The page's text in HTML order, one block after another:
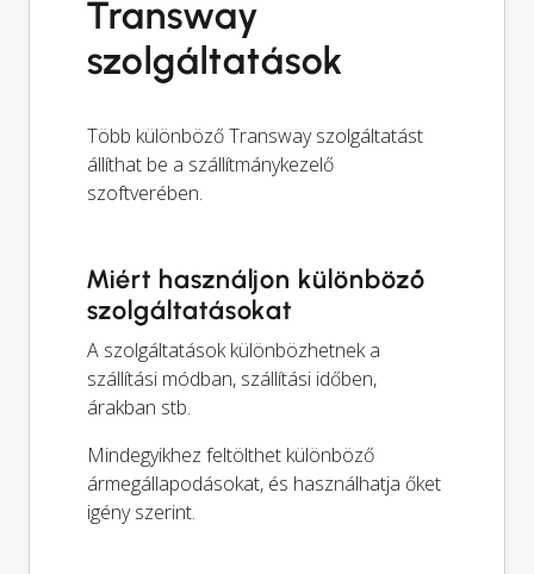
Transway
szolgáltatások
Több különböző Transway szolgáltatást
állíthat be a szállítmánykezelő
szoftverében.
Miért használjon különböző
szolgáltatásokat
A szolgáltatások különbözhetnek a
szállítási módban, szállítási időben,
árakban stb.
Mindegyikhez feltölthet különböző
ármegállapodásokat, és használhatja őket
igény szerint.